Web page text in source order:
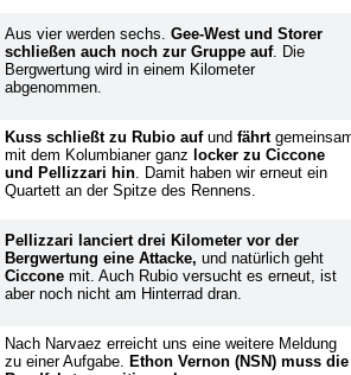
Aus vier werden sechs. Gee-West und Storer
schließen auch noch zur Gruppe auf. Die
Bergwertung wird in einem Kilometer
abgenommen.
Kuss schließt zu Rubio aufund fährt
mit dem Kolumbianer ganz locker zu Ciccone
und Pellizzari hin . Damit haben wir erneut ein
Quartett an der Spitze des Rennens.
Pellizzari lanciert drei Kilometer vor der
Bergwertung eine Attacke, und natürlich geht
Ciccone mit. Auch Rubio versucht es erneut, ist
aber noch nicht am Hinterrad dran.
Nach Narvaez erreicht uns eine weitere Meldung
zu einer Aufgabe.
Ethon Vernon (NSN) muss die